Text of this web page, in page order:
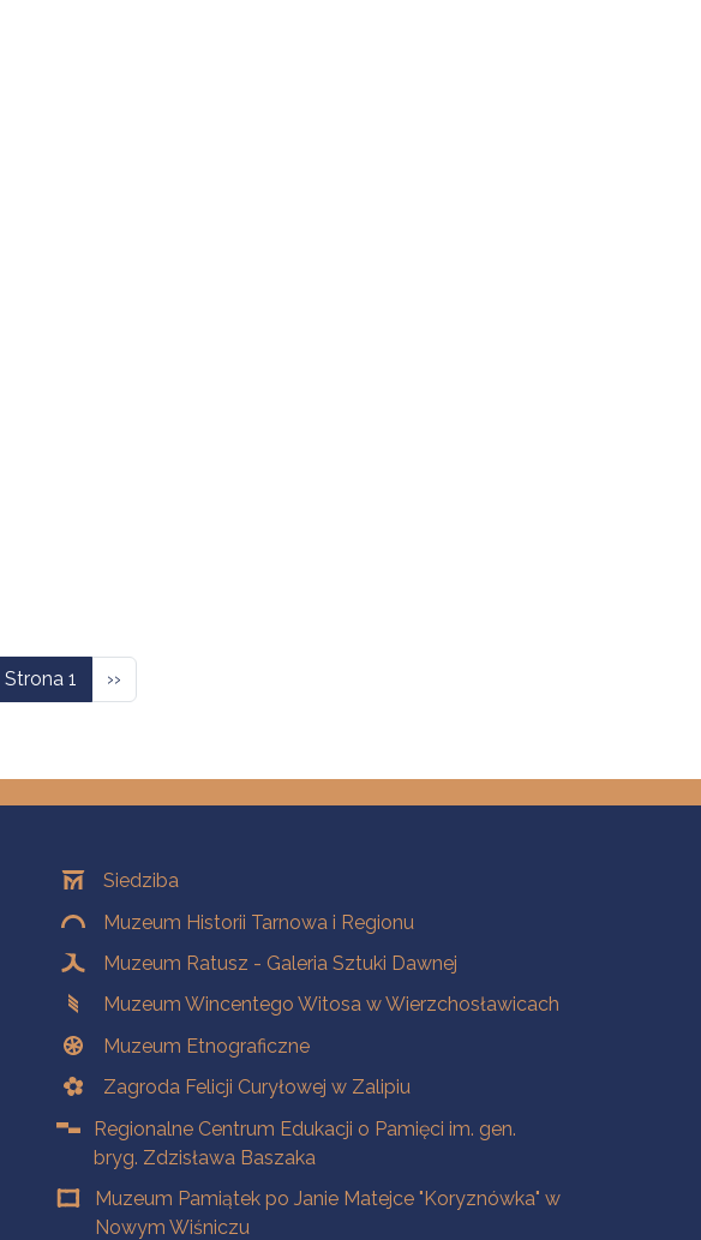
Strona 1 Następna strona
››
OddziałySiedziba
Muzeum Historii Tarnowa i Regionu
Muzeum Ratusz - Galeria Sztuki Dawnej
Muzeum Wincentego Witosa w Wierzchosławicach
Muzeum Etnograficzne
Zagroda Felicji Curyłowej w Zalipiu
Regionalne Centrum Edukacji o Pamięci im. gen.
bryg. Zdzisława Baszaka
Muzeum Pamiątek po Janie Matejce "Koryznówka" w
Nowym Wiśniczu